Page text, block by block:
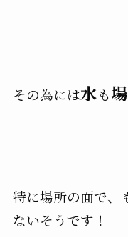
その為には水も
特に場所の面で、
ないそうです！